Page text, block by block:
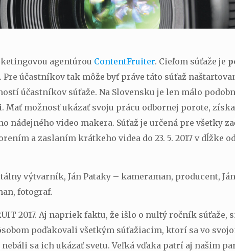
agentúrou ContentFruiter. Cieľom súťaže je
Pre účastníkov tak môže byť práve táto súťaž
účastníkov súťaže. Na Slovensku je len málo
možnosť ukázať svoju prácu odbornej porote,
video makera. Súťaž je určená pre všetky
a zaslaním krátkeho videa do 23. 5. 2017 v dĺžke
výtvarník, Ján Pataky – kameraman, producent,
fotograf.
2017. Aj napriek faktu, že išlo o nultý ročník
poďakovali všetkým súťažiacim, ktorí sa vo
sa ich ukázať svetu. Veľká vďaka patrí aj našim